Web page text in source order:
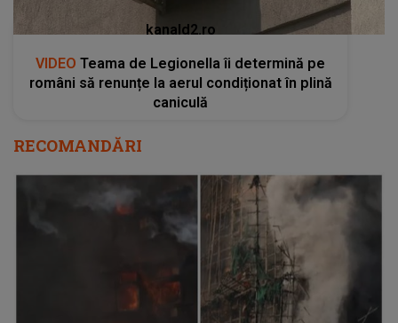
INCENDIUL care a făcut prăpăd într-un
complex rezidențial. Sute de oameni sunt
prinși în INFERN, iar bilanțul a ajuns la 55 de
morți: "Este sfâșietor. Ne întrebăm cu
îngrijorare dacă mai sunt oameni blocaţi
înăuntru". Flăcările încă nu au fost stinse